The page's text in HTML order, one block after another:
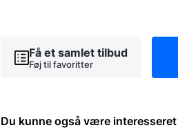
Få et samlet tilbud
Føj til favoritter
Du kunne også være